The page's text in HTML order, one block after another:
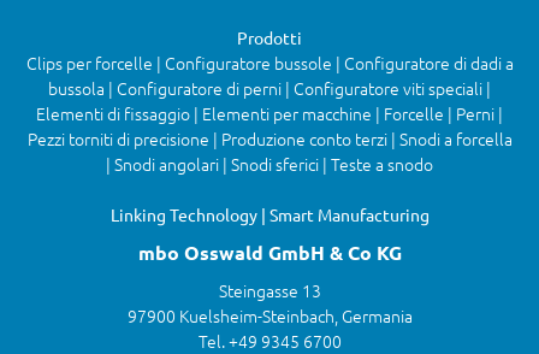
Prodotti
Clips per forcelle | Configuratore bussole | Configuratore di dadi a
bussola | Configuratore di perni | Configuratore viti speciali |
Elementi di fissaggio | Elementi per macchine | Forcelle | Perni |
Pezzi torniti di precisione | Produzione conto terzi | Snodi a forcella
| Snodi angolari | Snodi sferici | Teste a snodo
Linking Technology | Smart Manufacturing
mbo Osswald GmbH & Co KG
Steingasse 13
97900 Kuelsheim-Steinbach, Germania
Tel. +49 9345 6700